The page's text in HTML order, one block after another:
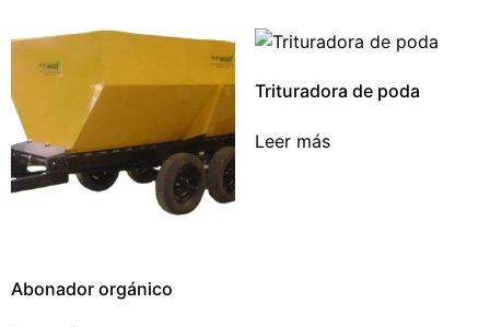
Abonador orgánico
Trituradora de poda
Leer más